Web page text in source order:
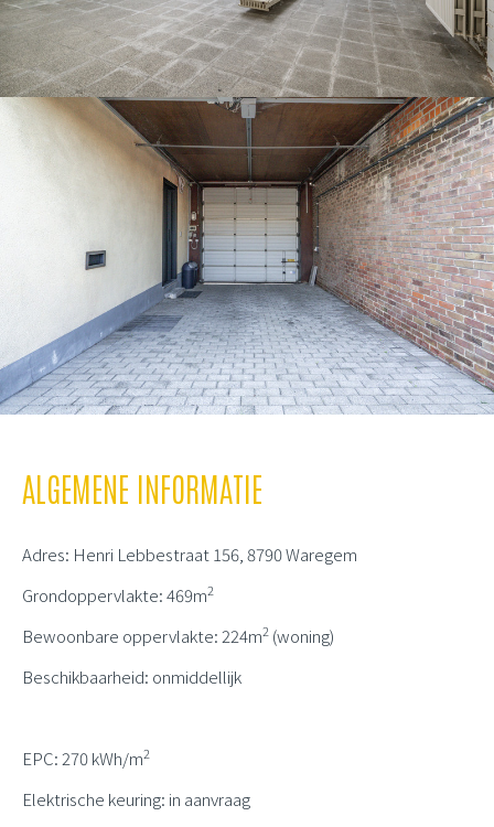
ALGEMENE INFORMATIE
Adres: Henri Lebbestraat 156, 8790 Waregem
Grondoppervlakte: 469m2
Bewoonbare oppervlakte: 224m2 (woning)
Beschikbaarheid: onmiddellijk
EPC: 270 kWh/m2
Elektrische keuring: in aanvraag